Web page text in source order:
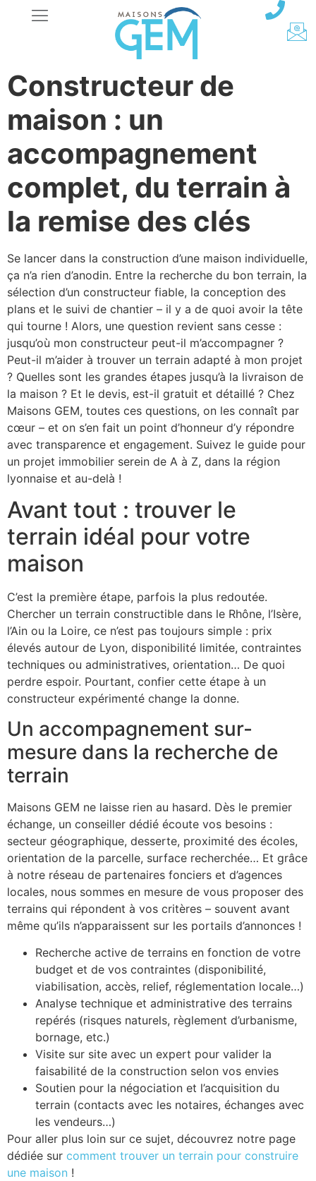
Constructeur de
maison : un
accompagnement
complet, du terrain à
la remise des clés
Se lancer dans la construction d’une maison individuelle,
ça n’a rien d’anodin. Entre la recherche du bon terrain, la
sélection d’un constructeur fiable, la conception des
plans et le suivi de chantier – il y a de quoi avoir la tête
qui tourne ! Alors, une question revient sans cesse :
jusqu’où mon constructeur peut-il m’accompagner ?
Peut-il m’aider à trouver un terrain adapté à mon projet
? Quelles sont les grandes étapes jusqu’à la livraison de
la maison ? Et le devis, est-il gratuit et détaillé ? Chez
Maisons GEM, toutes ces questions, on les connaît par
cœur – et on s’en fait un point d’honneur d’y répondre
avec transparence et engagement. Suivez le guide pour
un projet immobilier serein de A à Z, dans la région
lyonnaise et au-delà !
Avant tout : trouver le
terrain idéal pour votre
maison
C’est la première étape, parfois la plus redoutée.
Chercher un terrain constructible dans le Rhône, l’Isère,
l’Ain ou la Loire, ce n’est pas toujours simple : prix
élevés autour de Lyon, disponibilité limitée, contraintes
techniques ou administratives, orientation… De quoi
perdre espoir. Pourtant, confier cette étape à un
constructeur expérimenté change la donne.
Un accompagnement sur-
mesure dans la recherche de
terrain
Maisons GEM ne laisse rien au hasard. Dès le premier
échange, un conseiller dédié écoute vos besoins :
secteur géographique, desserte, proximité des écoles,
orientation de la parcelle, surface recherchée… Et grâce
à notre réseau de partenaires fonciers et d’agences
locales, nous sommes en mesure de vous proposer des
terrains qui répondent à vos critères – souvent avant
même qu’ils n’apparaissent sur les portails d’annonces !
Recherche active de terrains en fonction de votre
budget et de vos contraintes (disponibilité,
viabilisation, accès, relief, réglementation locale…)
Analyse technique et administrative des terrains
repérés (risques naturels, règlement d’urbanisme,
bornage, etc.)
Visite sur site avec un expert pour valider la
faisabilité de la construction selon vos envies
Soutien pour la négociation et l’acquisition du
terrain (contacts avec les notaires, échanges avec
les vendeurs…)
Pour aller plus loin sur ce sujet, découvrez notre page
dédiée sur comment trouver un terrain pour construire
une maison !